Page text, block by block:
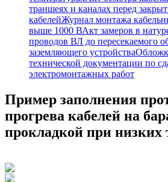
траншеях и каналах перед
кабелейЖурнал монтажа
выше 1000 ВАкт замеров в
проводов ВЛ до пересекаемого
заземляющего устройства
технической документации по
электромонтажных работ
Пример заполнения
прогрева кабелей на
прокладкой при низких